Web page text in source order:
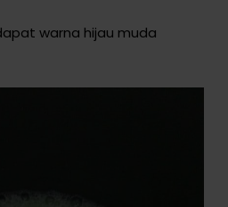
warna hijau muda